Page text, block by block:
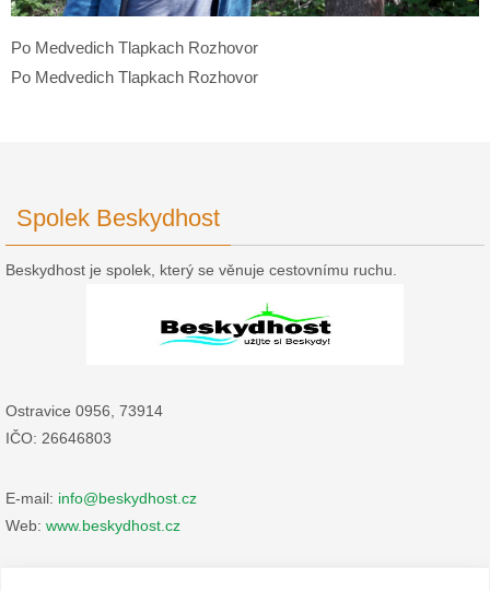
Po Medvedich Tlapkach Rozhovor
Po Medvedich Tlapkach Rozhovor
Spolek Beskydhost
Beskydhost je spolek, který se věnuje cestovnímu ruchu.
Ostravice 0956, 73914
IČO: 26646803
E-mail: info@beskydhost.cz
Web: www.beskydhost.cz